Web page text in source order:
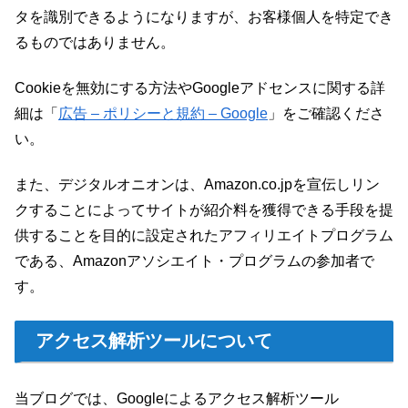
タを識別できるようになりますが、お客様個人を特定でき
るものではありません。
Cookieを無効にする方法やGoogleアドセンスに関する詳
細は「 広告 – ポリシーと規約 – Google 」をご確認くださ
い。
また、デジタルオニオンは、Amazon.co.jpを宣伝しリン
クすることによってサイトが紹介料を獲得できる手段を提
供することを目的に設定されたアフィリエイトプログラム
である、Amazonアソシエイト・プログラムの参加者で
す。
アクセス解析ツールについて
当ブログでは、Googleによるアクセス解析ツール